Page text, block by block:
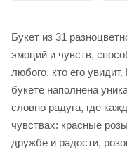
Букет из 31
эмоций и чувств,
любого, кто его
букете наполнена
словно радуга, где
чувствах: красные
дружбе и радости,